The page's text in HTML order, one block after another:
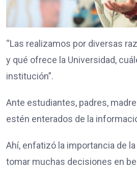
“Las realizamos por diversas
y qué ofrece la Universidad,
institución”.
Ante estudiantes, padres,
estén enterados de la
Ahí, enfatizó la importancia de
tomar muchas decisiones en